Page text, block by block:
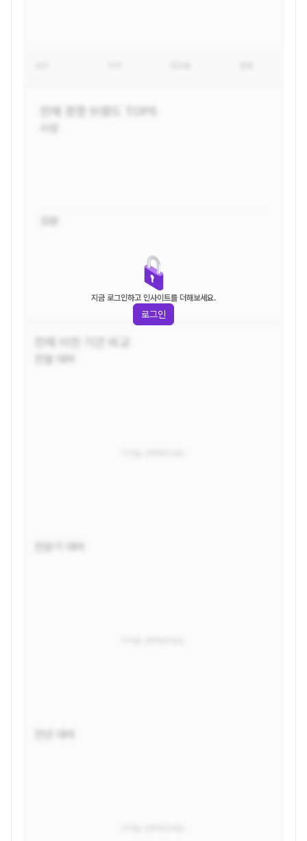
이전 기간 비교
지금 로그인하고 인사이트를 더해보세요.
로그인